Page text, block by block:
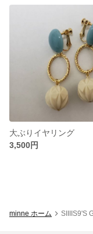
大ぶりイヤリング
3,500円
minne ホーム SIIIIS9'S